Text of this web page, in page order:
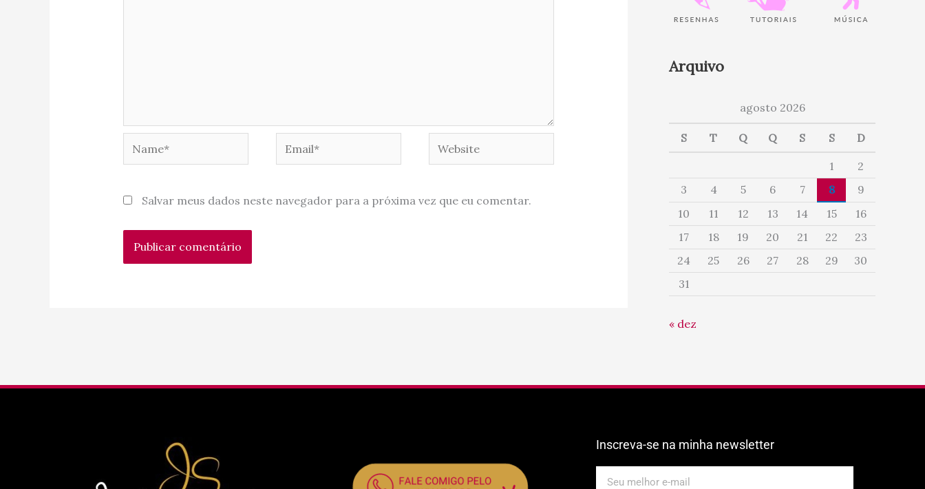
Website
Salvar meus dados neste navegador para a próxima vez que eu comentar.
Arquivo
agosto 2026
S T Q Q S S D
1
2
3
4 5 6 7 8
9
10
11 12 13 14 15
16
17
18 19 20 21 22
23
24
25 26 27 28 29
30
31
« dez
Inscreva-se na minha newsletter